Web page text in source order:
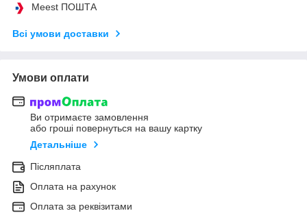
Meest ПОШТА
Всі умови доставки
Умови оплати
Ви отримаєте замовлення
або гроші повернуться на вашу картку
Детальніше
Післяплата
Оплата на рахунок
Оплата за реквізитами